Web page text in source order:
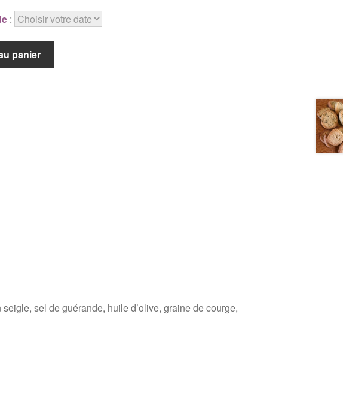
:
panier
sel de guérande, huile d’olive, graine de courge,